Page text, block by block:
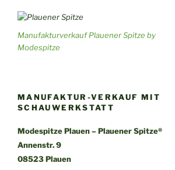
Manufakturverkauf Plauener Spitze by
Modespitze
MANUFAKTUR-VERKAUF MIT
SCHAUWERKSTATT
Modespitze Plauen – Plauener Spitze®
Annenstr. 9
08523 Plauen